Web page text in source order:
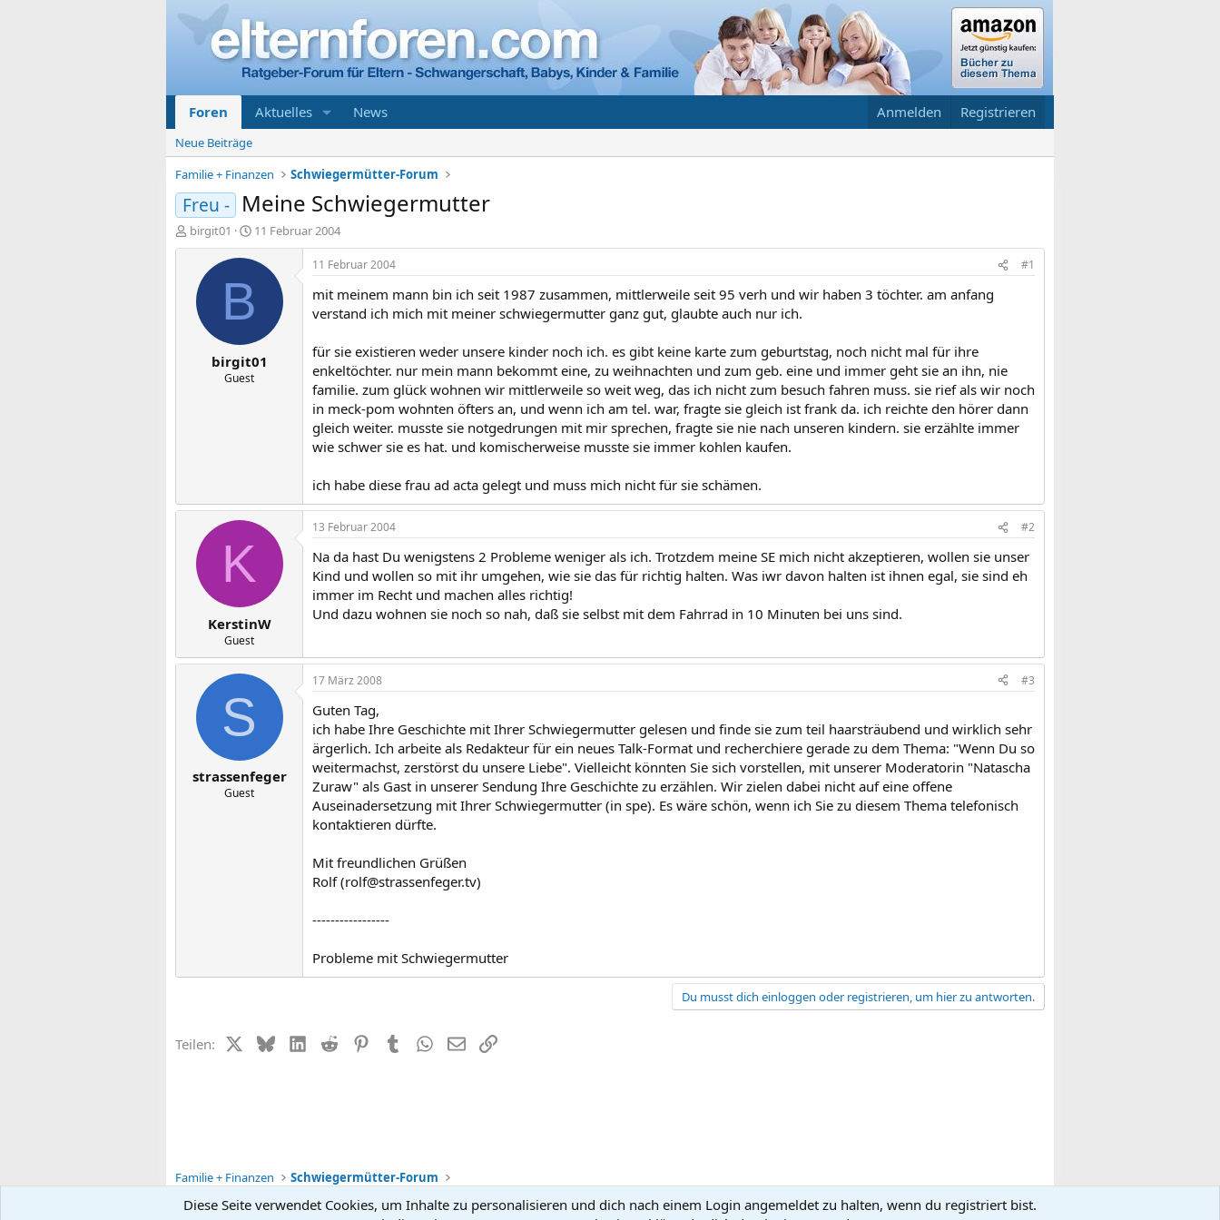
Foren Aktuelles News Anmelden Registrieren
Neue Beiträge
Familie + Finanzen
Schwiegermütter-Forum
Freu - Meine Schwiegermutter
E
r
birgit01
E
r
s
l
t
a
m
11 Februar 2004
B
birgit01
Guest
11 Februar 2004 #1
mit meinem mann bin ich seit 1987 zusammen, mittlerweile seit 95 verh und wir haben 3 töchter. am anfang
verstand ich mich mit meiner schwiegermutter ganz gut, glaubte auch nur ich.
für sie existieren weder unsere kinder noch ich. es gibt keine karte zum geburtstag, noch nicht mal für ihre
enkeltöchter. nur mein mann bekommt eine, zu weihnachten und zum geb. eine und immer geht sie an ihn, nie
familie. zum glück wohnen wir mittlerweile so weit weg, das ich nicht zum besuch fahren muss. sie rief als wir noch
in meck-pom wohnten öfters an, und wenn ich am tel. war, fragte sie gleich ist frank da. ich reichte den hörer dann
gleich weiter. musste sie notgedrungen mit mir sprechen, fragte sie nie nach unseren kindern. sie erzählte immer
wie schwer sie es hat. und komischerweise musste sie immer kohlen kaufen.
ich habe diese frau ad acta gelegt und muss mich nicht für sie schämen.
K
KerstinW
Guest
13 Februar 2004 #2
Na da hast Du wenigstens 2 Probleme weniger als ich. Trotzdem meine SE mich nicht akzeptieren, wollen sie unser
Kind und wollen so mit ihr umgehen, wie sie das für richtig halten. Was iwr davon halten ist ihnen egal, sie sind eh
immer im Recht und machen alles richtig!
Und dazu wohnen sie noch so nah, daß sie selbst mit dem Fahrrad in 10 Minuten bei uns sind.
S
strassenfeger
Guest
17 März 2008 #3
Guten Tag,
ich habe Ihre Geschichte mit Ihrer Schwiegermutter gelesen und finde sie zum teil haarsträubend und wirklich sehr
ärgerlich. Ich arbeite als Redakteur für ein neues Talk-Format und recherchiere gerade zu dem Thema: "Wenn Du so
weitermachst, zerstörst du unsere Liebe". Vielleicht könnten Sie sich vorstellen, mit unserer Moderatorin "Natascha
Zuraw" als Gast in unserer Sendung Ihre Geschichte zu erzählen. Wir zielen dabei nicht auf eine offene
Auseinadersetzung mit Ihrer Schwiegermutter (in spe). Es wäre schön, wenn ich Sie zu diesem Thema telefonisch
kontaktieren dürfte.
Mit freundlichen Grüßen
Rolf (rolf@strassenfeger.tv)
-----------------
Probleme mit Schwiegermutter
Du musst dich einloggen oder registrieren, um hier zu antworten.
Teilen: X (Twitter)
BlueskyLinkedIn
Reddit PinterestTumblrWhatsApp
E-MailLink
Familie + Finanzen Schwiegermütter-Forum
Diese Seite verwendet Cookies, um Inhalte zu personalisieren und dich nach einem Login angemeldet zu halten, wenn du registriert bist.